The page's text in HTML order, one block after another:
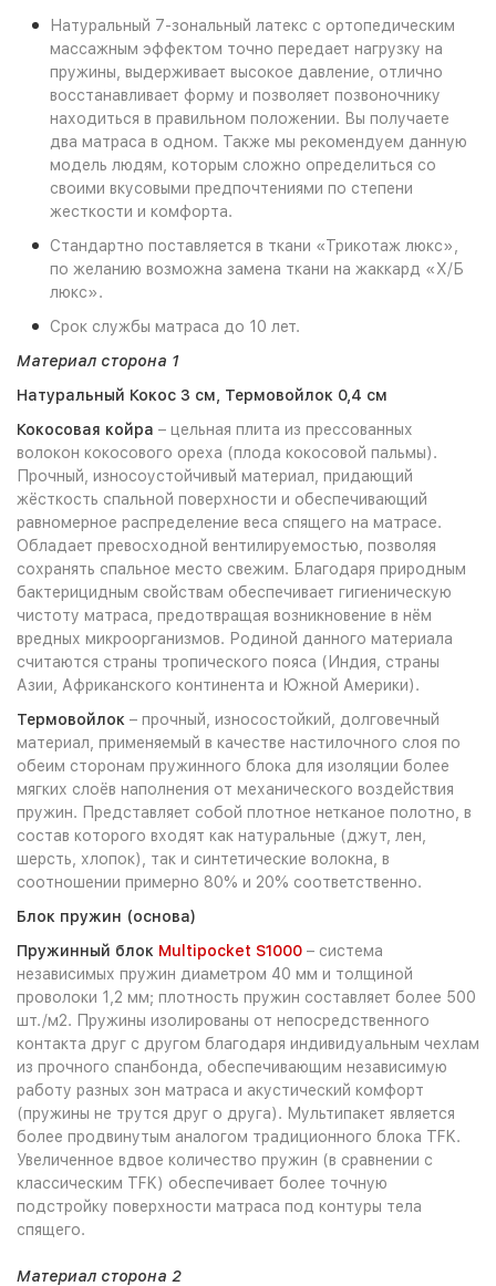
Натуральный 7-зональный латекс с ортопедическим
массажным эффектом точно передает нагрузку на
пружины, выдерживает высокое давление, отлично
восстанавливает форму и позволяет позвоночнику
находиться в правильном положении. Вы получаете
два матраса в одном. Также мы рекомендуем данную
модель людям, которым сложно определиться со
своими вкусовыми предпочтениями по степени
жесткости и комфорта.
Стандартно поставляется в ткани «Трикотаж люкс»,
по желанию возможна замена ткани на жаккард «Х/Б
люкс».
Срок службы матраса до 10 лет.
Материал сторона 1
Натуральный Кокос 3 см, Термовойлок 0,4 см
Кокосовая койра – цельная плита из прессованных
волокон кокосового ореха (плода кокосовой пальмы).
Прочный, износоустойчивый материал, придающий
жёсткость спальной поверхности и обеспечивающий
равномерное распределение веса спящего на матрасе.
Обладает превосходной вентилируемостью, позволяя
сохранять спальное место свежим. Благодаря природным
бактерицидным свойствам обеспечивает гигиеническую
чистоту матраса, предотвращая возникновение в нём
вредных микроорганизмов. Родиной данного материала
считаются страны тропического пояса (Индия, страны
Азии, Африканского континента и Южной Америки).
Термовойлок – прочный, износостойкий, долговечный
материал, применяемый в качестве настилочного слоя по
обеим сторонам пружинного блока для изоляции более
мягких слоёв наполнения от механического воздействия
пружин. Представляет собой плотное нетканое полотно, в
состав которого входят как натуральные (джут, лен,
шерсть, хлопок), так и синтетические волокна, в
соотношении примерно 80% и 20% соответственно.
Блок пружин (основа)
Пружинный блок Multipocket S1000 – система
независимых пружин диаметром 40 мм и толщиной
проволоки 1,2 мм; плотность пружин составляет более 500
шт./м2. Пружины изолированы от непосредственного
контакта друг с другом благодаря индивидуальным чехлам
из прочного спанбонда, обеспечивающим независимую
работу разных зон матраса и акустический комфорт
(пружины не трутся друг о друга). Мультипакет является
более продвинутым аналогом традиционного блока TFK.
Увеличенное вдвое количество пружин (в сравнении с
классическим TFK) обеспечивает более точную
подстройку поверхности матраса под контуры тела
спящего.
Материал сторона 2